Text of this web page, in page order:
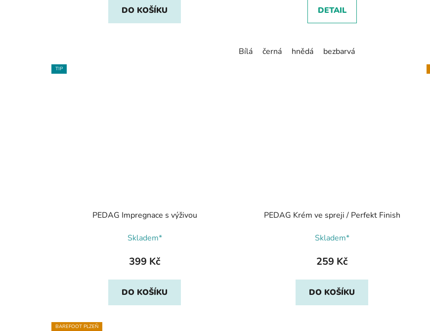
DO KOŠÍKU DETAIL
Bílá černá hnědá bezbarvá
TIP
PEDAG Impregnace s výživou
Skladem*
399 Kč
DO KOŠÍKU
PEDAG Krém ve spreji / Perfekt Finish
Skladem*
259 Kč
DO KOŠÍKU
BAREFOOT PLZEŇ